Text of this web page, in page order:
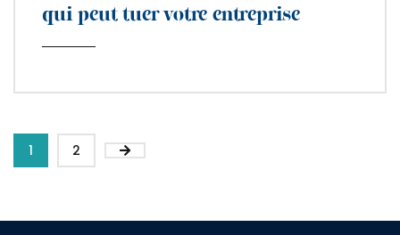
qui peut tuer votre entreprise
1 2